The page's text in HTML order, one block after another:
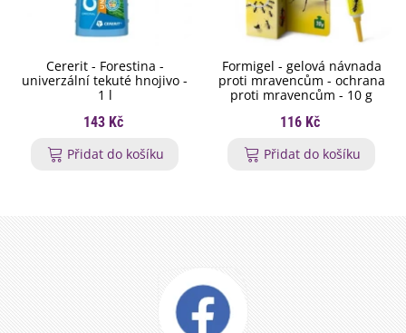
Cererit - Forestina -
univerzální tekuté hnojivo -
1 l
143 Kč
Přidat do košíku
Formigel - gelová návnada
proti mravencům - ochrana
proti mravencům - 10 g
116 Kč
Přidat do košíku